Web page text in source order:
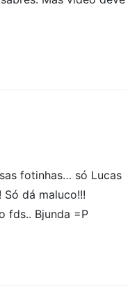
fotinhas… só Lucas
Só dá maluco!!!
fds.. Bjunda =P